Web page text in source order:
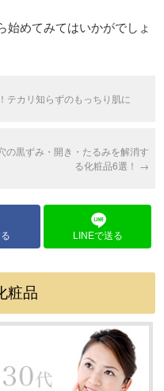
始めてみてはいかがでしょ
テカリ知らずのもっちり肌に
の黒ずみ・開き・たるみを解消す
る化粧品6選！ →
LINEで送る
粧品